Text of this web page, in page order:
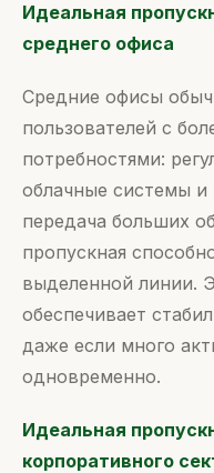
Идеальная
среднего офиса
Средние офисы
пользователей с
потребностями:
облачные системы
передача больших
пропускная
выделенной линии.
обеспечивает
даже если много
одновременно.
Идеальная
корпоративного